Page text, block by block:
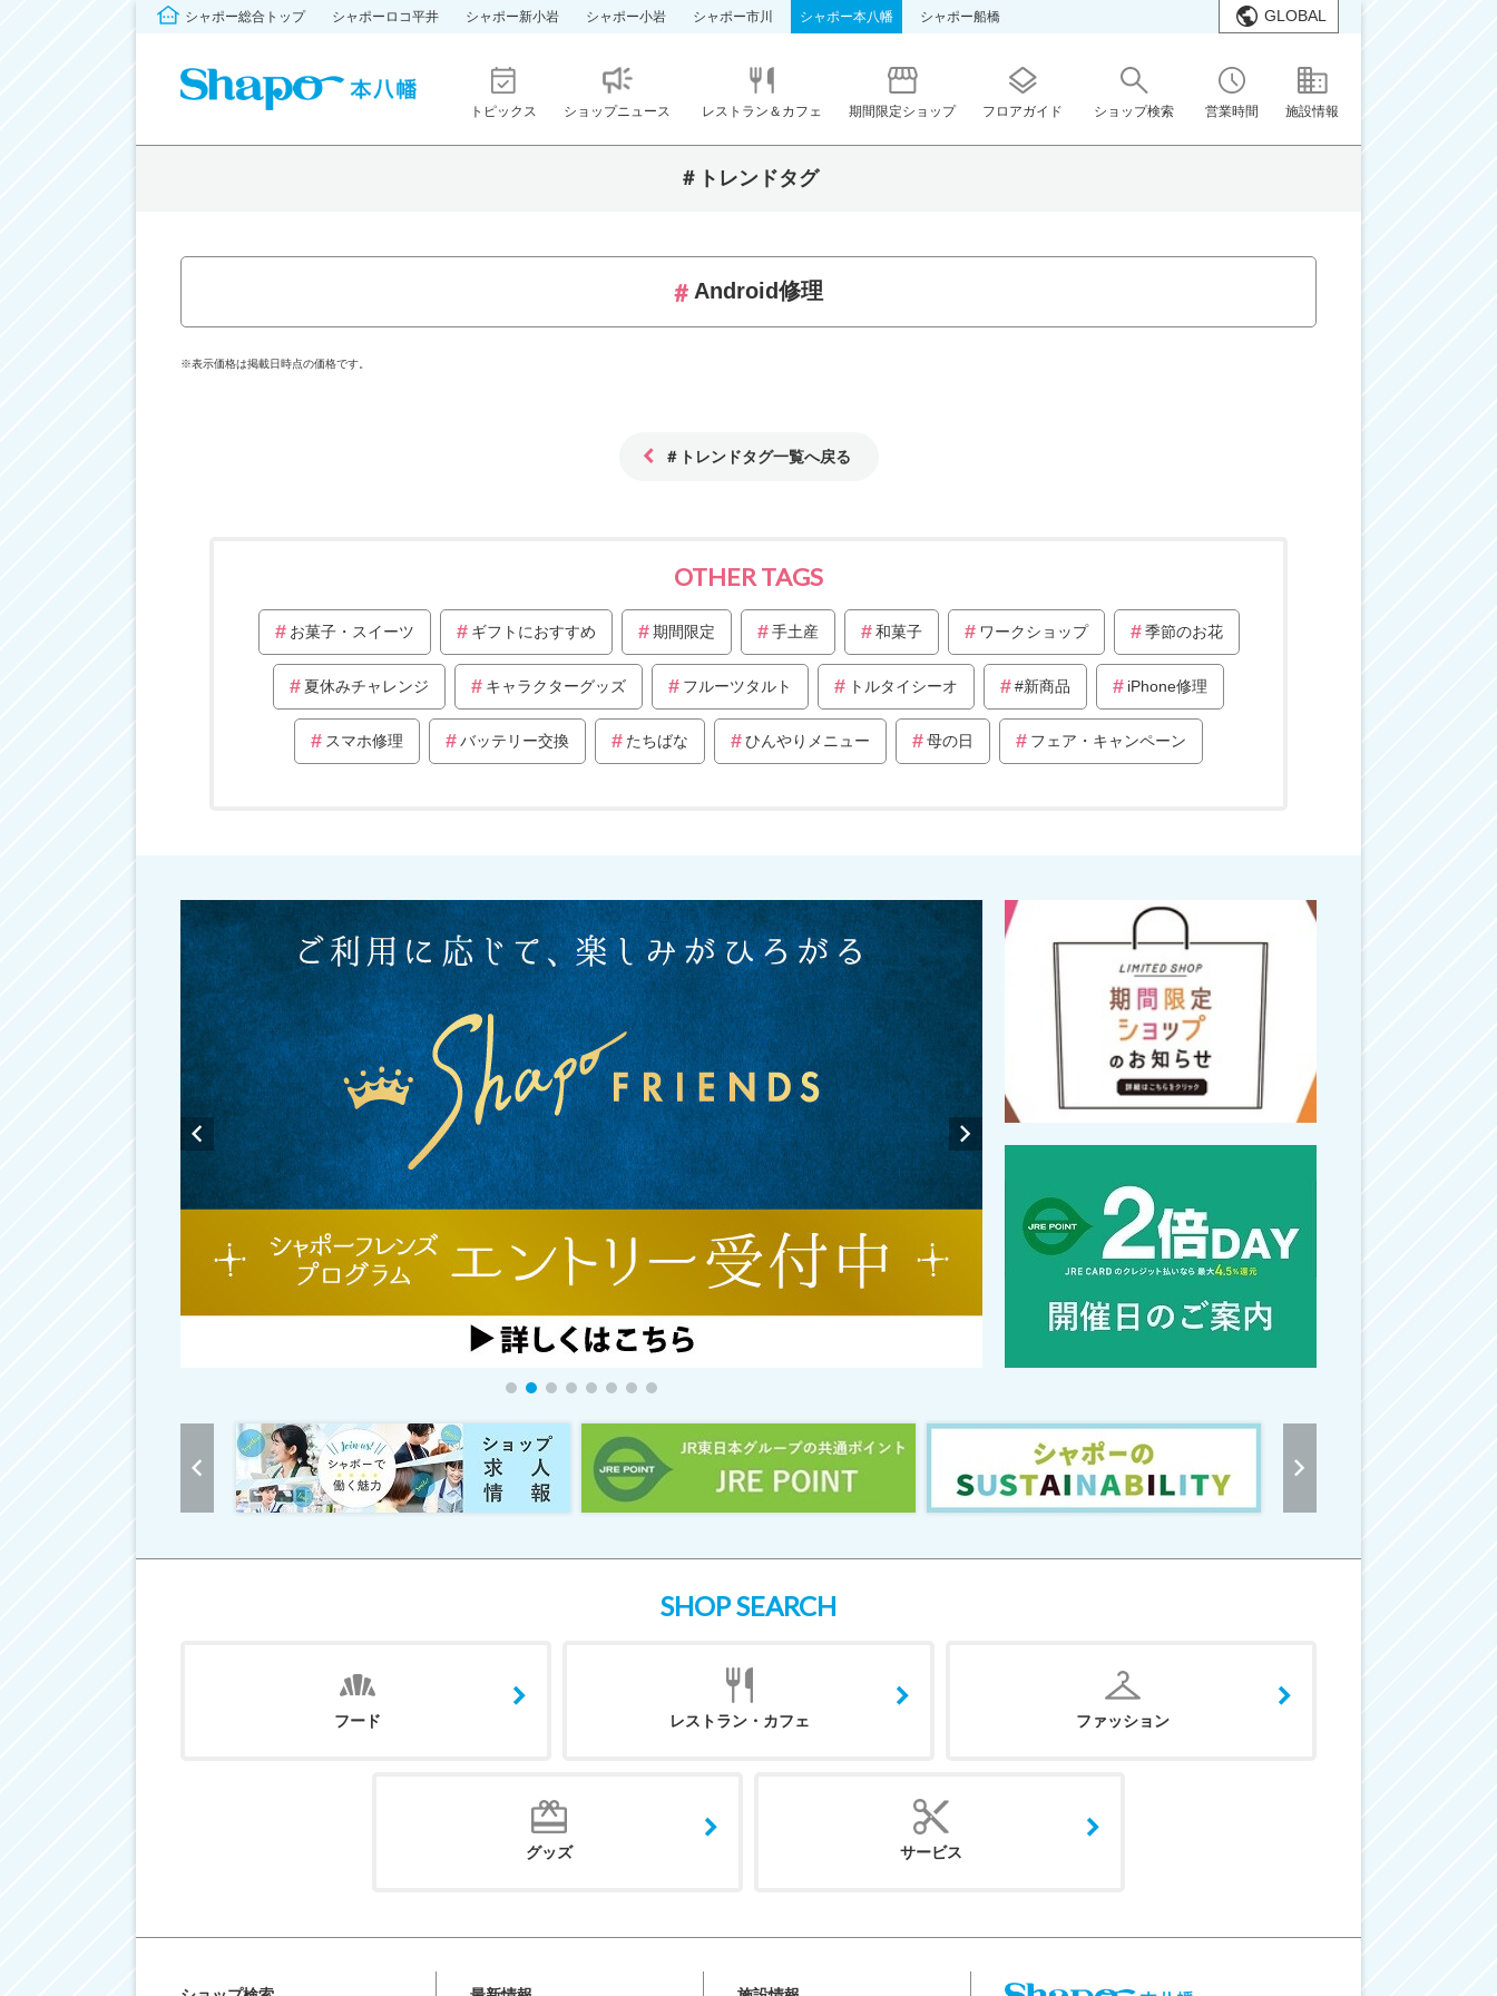
シャポー総合トップ シャポーロコ平井 シャポー新小岩 シャポー小岩 シャポー市川 シャポー本八幡 シャポー船橋 GLOBAL
トピックス ショップニュース レストラン＆カフェ 期間限定ショップ フロアガイド ショップ検索 営業時間 施設情報
＃トレンドタグ
Android修理
※表示価格は掲載日時点の価格です。
＃トレンドタグ一覧へ戻る
OTHER TAGS
お菓子・スイーツ ギフトにおすすめ 期間限定 手土産 和菓子 ワークショップ 季節のお花
夏休みチャレンジ キャラクターグッズ フルーツタルト トルタイシーオ #新商品 iPhone修理
スマホ修理 バッテリー交換 たちばな ひんやりメニュー 母の日 フェア・キャンペーン
SHOP SEARCH
フード レストラン・カフェ ファッション
グッズ サービス